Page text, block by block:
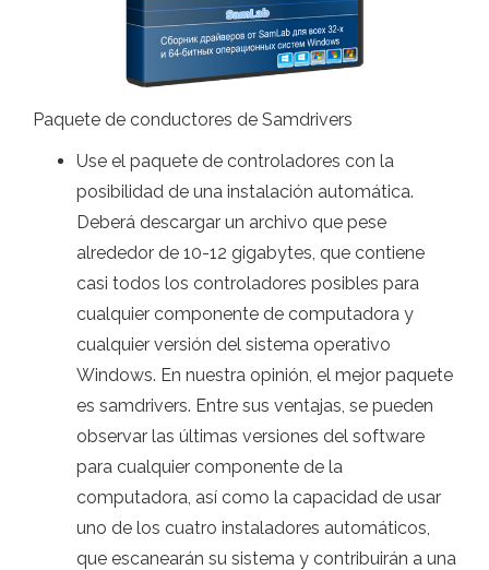
Paquete de conductores de Samdrivers
Use el paquete de controladores con la
posibilidad de una instalación automática.
Deberá descargar un archivo que pese
alrededor de 10-12 gigabytes, que contiene
casi todos los controladores posibles para
cualquier componente de computadora y
cualquier versión del sistema operativo
Windows. En nuestra opinión, el mejor paquete
es samdrivers. Entre sus ventajas, se pueden
observar las últimas versiones del software
para cualquier componente de la
computadora, así como la capacidad de usar
uno de los cuatro instaladores automáticos,
que escanearán su sistema y contribuirán a una